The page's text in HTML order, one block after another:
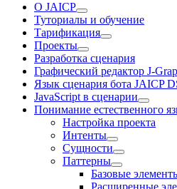
О JAICP
Туториалы и обучение
Тарификация
Проекты
Разработка сценария
Графический редактор
Язык сценария бота JAICP
JavaScript в сценарии
Понимание естественного
Настройка проекта
Интенты
Сущности
Паттерны
Базовые
Расширенные